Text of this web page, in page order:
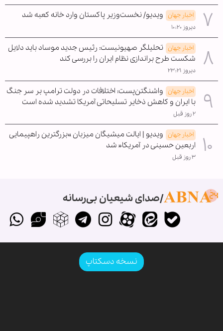
اخبار جهان ویدیو/ نخست‌وزیر پاکستان وارد خانه کعبه شد
دیروز ۱۰:۲۰
اخبار جهان تحلیلگر صهیونیست: رئیس جدید موساد باید دلایل
شکست طرح براندازی نظام ایران را بررسی کند
دیروز ۲۳:۲۱
اخبار جهان واشنگتن‌پست: اختلافات در دولت ترامپ بر سر جنگ
با ایران و کاهش ذخایر تسلیحاتی آمریکا تشدید شده است
۲ روز قبل
اخبار جهان ویدیو | ایالت میشیگان میزبان »بزرگترین راهپیمایی
اربعین حسینی در آمریکا« شد
۳ روز قبل
صدای شیعیان بی‌رسانه
نسخه دسکتاپ